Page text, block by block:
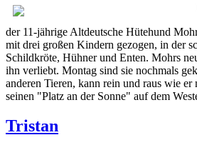
der 11-jährige Altdeutsche Hütehund
mit drei großen Kindern gezogen, in der
Schildkröte, Hühner und Enten. Mohrs
ihn verliebt. Montag sind sie nochmals
anderen Tieren, kann rein und raus wie
seinen "Platz an der Sonne" auf dem
Tristan